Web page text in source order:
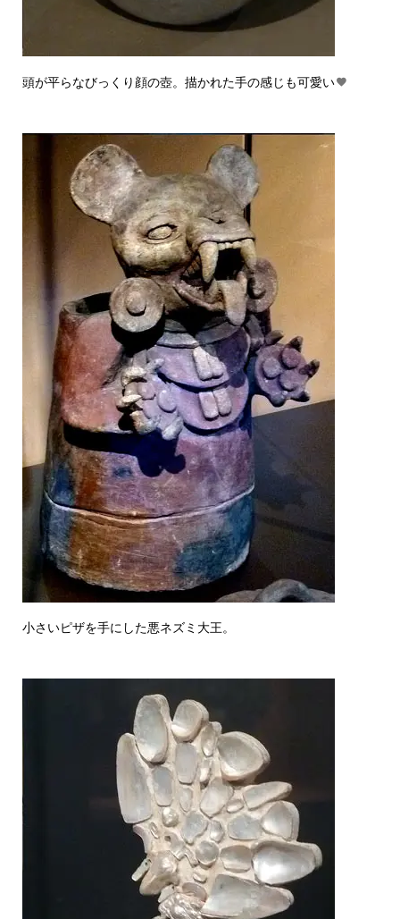
頭が平らなびっくり顔の壺。描かれた手の感じも可愛い
小さいピザを手にした悪ネズミ大王。